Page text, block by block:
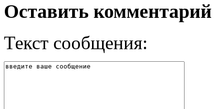
Оставить комментарий
Текст сообщения: